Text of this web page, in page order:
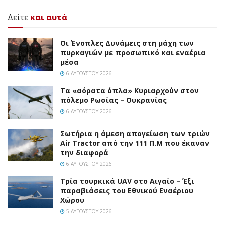
Δείτε και αυτά
Οι Ένοπλες Δυνάμεις στη μάχη των
πυρκαγιών με προσωπικό και εναέρια
μέσα
6 ΑΥΓΟΎΣΤΟΥ 2026
Τα «αόρατα όπλα» Κυριαρχούν στον
πόλεμο Ρωσίας – Ουκρανίας
6 ΑΥΓΟΎΣΤΟΥ 2026
Σωτήρια η άμεση απογείωση των τριών
Air Tractor από την 111 Π.M που έκαναν
την διαφορά
6 ΑΥΓΟΎΣΤΟΥ 2026
Τρία τουρκικά UAV στο Αιγαίο – Έξι
παραβιάσεις του Εθνικού Εναέριου
Χώρου
5 ΑΥΓΟΎΣΤΟΥ 2026